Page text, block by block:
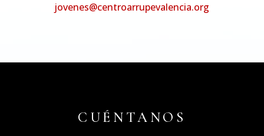
jovenes@centroarrupevalencia.org
CUÉNTANOS